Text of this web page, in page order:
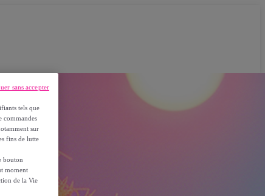
tels que
commandes
sur
fins de lutte
bouton
moment
de la Vie
sans accepter